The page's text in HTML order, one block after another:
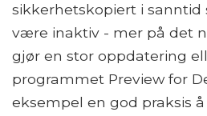
sikkerhetskopiert i sanntid
være inaktiv - mer på det
gjør en stor oppdatering
programmet Preview for
eksempel en god praksis